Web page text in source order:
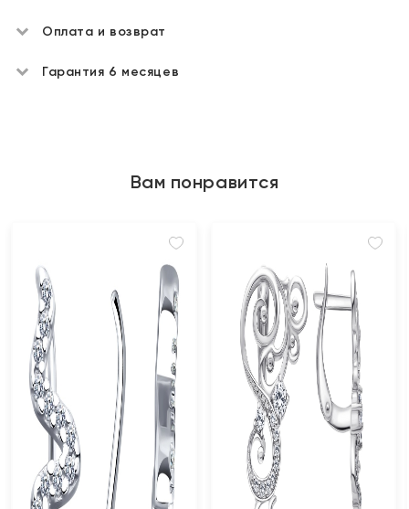
Оплата и возврат
Гарантия 6 месяцев
Вам понравится